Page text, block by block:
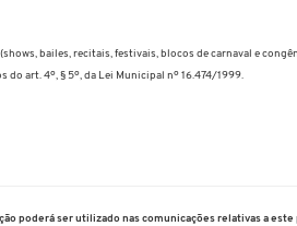
bailes, recitais, festivais, blocos de carnaval e
do art. 4º, § 5º, da Lei Municipal nº 16.474/1999.
poderá ser utilizado nas comunicações relativas a este